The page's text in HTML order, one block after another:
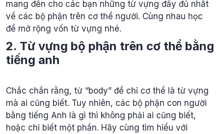
mang đến cho các bạn những từ vựng đầy đủ nhất
về các bộ phận trên cơ thể người. Cùng nhau học
để mở rộng vốn từ vựng nhé.
2. Từ vựng bộ phận trên cơ thể bằng
tiếng anh
Chắc chắn rằng, từ “body” để chỉ cơ thể là từ vựng
mà ai cũng biết. Tuy nhiên, các bộ phận con người
bằng tiếng Anh là gì thì không phải ai cũng biết,
hoặc chỉ biết một phần. Hãy cùng tìm hiểu với